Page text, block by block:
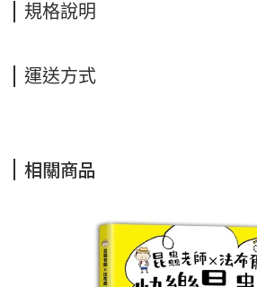
規格說明
運送方式
相關商品